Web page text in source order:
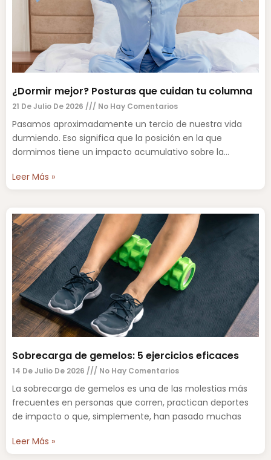
¿Dormir mejor? Posturas que cuidan tu columna
21 De Julio De 2026 No Hay Comentarios
Pasamos aproximadamente un tercio de nuestra vida
durmiendo. Eso significa que la posición en la que
dormimos tiene un impacto acumulativo sobre la
Leer Más »
Sobrecarga de gemelos: 5 ejercicios eficaces
14 De Julio De 2026 No Hay Comentarios
La sobrecarga de gemelos es una de las molestias más
frecuentes en personas que corren, practican deportes
de impacto o que, simplemente, han pasado muchas
Leer Más »